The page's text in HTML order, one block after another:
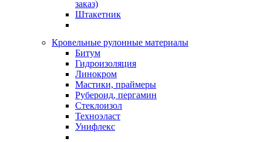
заказ)
Штакетник
Кровельные рулонные материалы
Битум
Гидроизоляция
Линокром
Мастики, праймеры
Рубероид, пергамин
Стеклоизол
Техноэласт
Унифлекс